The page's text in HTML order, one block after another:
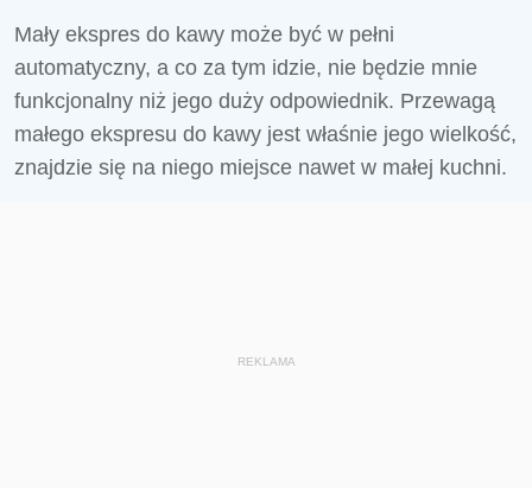
Mały ekspres do kawy może być w pełni
automatyczny, a co za tym idzie, nie będzie mnie
funkcjonalny niż jego duży odpowiednik. Przewagą
małego ekspresu do kawy jest właśnie jego wielkość,
znajdzie się na niego miejsce nawet w małej kuchni.
REKLAMA